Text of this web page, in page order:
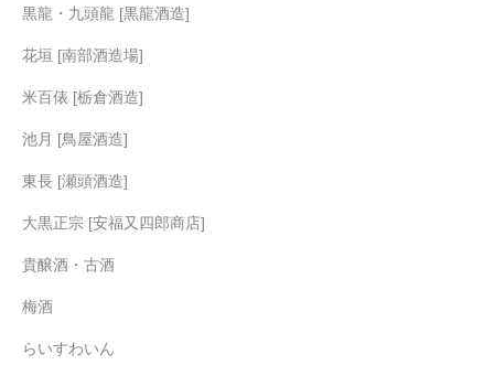
黒龍・九頭龍 [黒龍酒造]
花垣 [南部酒造場]
米百俵 [栃倉酒造]
池月 [鳥屋酒造]
東長 [瀬頭酒造]
大黒正宗 [安福又四郎商店]
貴醸酒・古酒
梅酒
らいすわいん